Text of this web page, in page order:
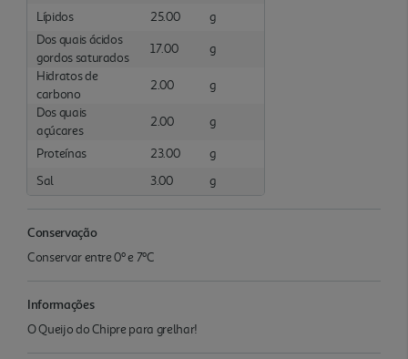
Lípidos
25.00
g
Dos quais ácidos
gordos saturados
17.00
g
Hidratos de
carbono
2.00
g
Dos quais
açúcares
2.00 g
Proteínas 23.00
g
Sal
3.00 g
Conservação
Conservar entre 0º e 7ºC
Informações
O Queijo do Chipre para grelhar!